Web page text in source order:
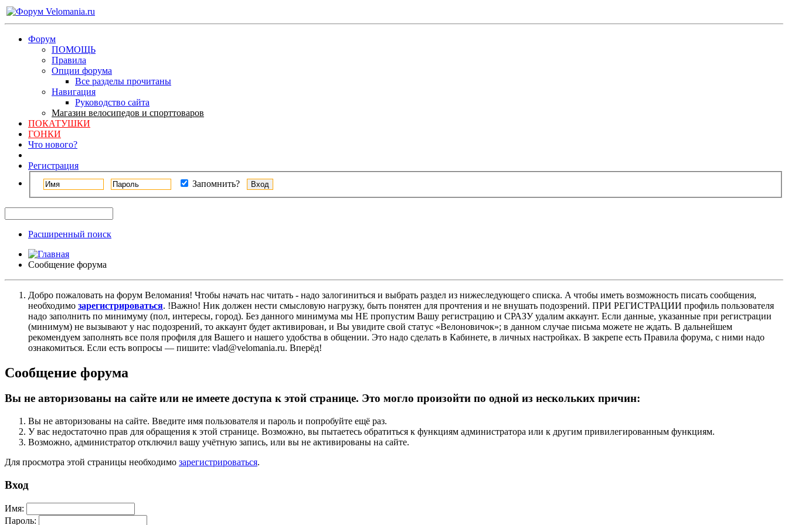
Форум
ПОМОЩЬ
Правила
Опции форума
Все разделы прочитаны
Навигация
Руководство сайта
Магазин велосипедов и спорттоваров
ПОКАТУШКИ
ГОНКИ
Что нового?
Регистрация
Запомнить?
Расширенный поиск
Сообщение форума
Добро пожаловать на форум Веломания! Чтобы начать нас читать - надо залогиниться и выбрать раздел из нижеследующего списка. A чтобы иметь возможность писать сообщения,
необходимо зарегистрироваться. !Важно! Ник должен нести смысловую нагрузку, быть понятен для прочтения и не внушать подозрений. ПРИ РЕГИСТРАЦИИ профиль пользователя
надо заполнить по минимуму (пол, интересы, город). Без данного минимума мы НЕ пропустим Вашу регистрацию и СРАЗУ удалим аккаунт. Если данные, указанные при регистрации
(минимум) не вызывают у нас подозрений, то аккаунт будет активирован, и Вы увидите свой статус «Велоновичок»; в данном случае письма можете не ждать. В дальнейшем
рекомендуем заполнять все поля профиля для Вашего и нашего удобства в общении. Это надо сделать в Кабинете, в личных настройках. В закрепе есть Правила форума, с ними надо
ознакомиться. Если есть вопросы — пишите: vlad@velomania.ru. Вперёд!
Сообщение форума
Вы не авторизованы на сайте или не имеете доступа к этой странице. Это могло произойти по одной из нескольких причин:
Вы не авторизованы на сайте. Введите имя пользователя и пароль и попробуйте ещё раз.
У вас недостаточно прав для обращения к этой странице. Возможно, вы пытаетесь обратиться к функциям администратора или к другим привилегированным функциям.
Возможно, администратор отключил вашу учётную запись, или вы не активированы на сайте.
Для просмотра этой страницы необходимо зарегистрироваться.
Вход
Имя:
Пароль: